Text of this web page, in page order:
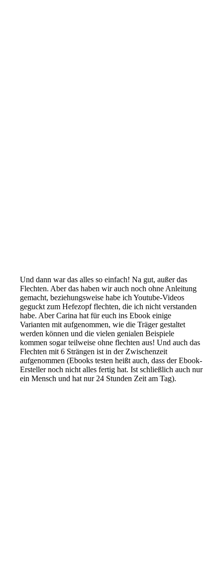
Und dann war das alles so einfach! Na gut, außer das
Flechten. Aber das haben wir auch noch ohne Anleitung
gemacht, beziehungsweise habe ich Youtube-Videos
geguckt zum Hefezopf flechten, die ich nicht verstanden
habe. Aber Carina hat für euch ins Ebook einige
Varianten mit aufgenommen, wie die Träger gestaltet
werden können und die vielen genialen Beispiele
kommen sogar teilweise ohne flechten aus! Und auch das
Flechten mit 6 Strängen ist in der Zwischenzeit
aufgenommen (Ebooks testen heißt auch, dass der Ebook-
Ersteller noch nicht alles fertig hat. Ist schließlich auch nur
ein Mensch und hat nur 24 Stunden Zeit am Tag).